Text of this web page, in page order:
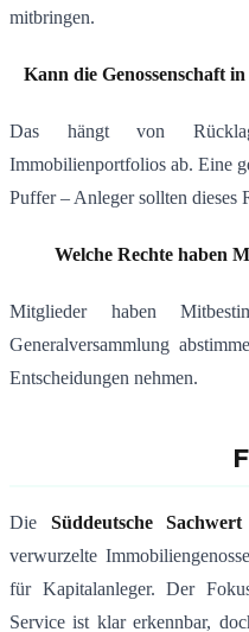
mitbringen.
Kann die Genossenschaft
Das hängt von
Immobilienportfolios ab. Eine
Puffer – Anleger sollten dieses
Welche Rechte haben
Mitglieder haben
Generalversammlung
Entscheidungen nehmen.
Die Süddeutsche
verwurzelte
für Kapitalanleger. Der
Service ist klar erkennbar,